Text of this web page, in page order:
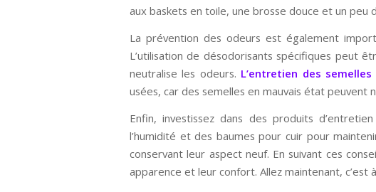
aux baskets en toile, une brosse douce et un peu
La prévention des odeurs est également
L’utilisation de désodorisants spécifiques peut
neutralise les odeurs. L’entretien des
usées, car des semelles en mauvais état
Enfin, investissez dans des produits
l’humidité et des baumes pour cuir pour
conservant leur aspect neuf. En suivant ces
apparence et leur confort. Allez maintenant, c’est